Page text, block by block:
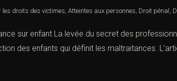
les droits des victimes, Atteintes aux personnes, Droit pénal ,
sur enfant La levée du secret des
des enfants qui définit les maltraitances.